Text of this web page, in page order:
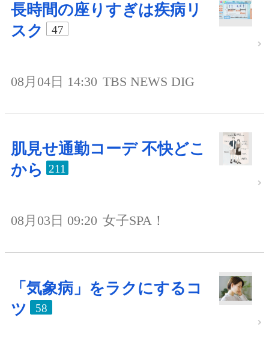
長時間の座りすぎは疾病リ
スク
47
08月04日 14:30 TBS NEWS DIG
肌見せ通勤コーデ 不快どこ
から
211
08月03日 09:20 女子SPA！
「気象病」をラクにするコ
ツ
58